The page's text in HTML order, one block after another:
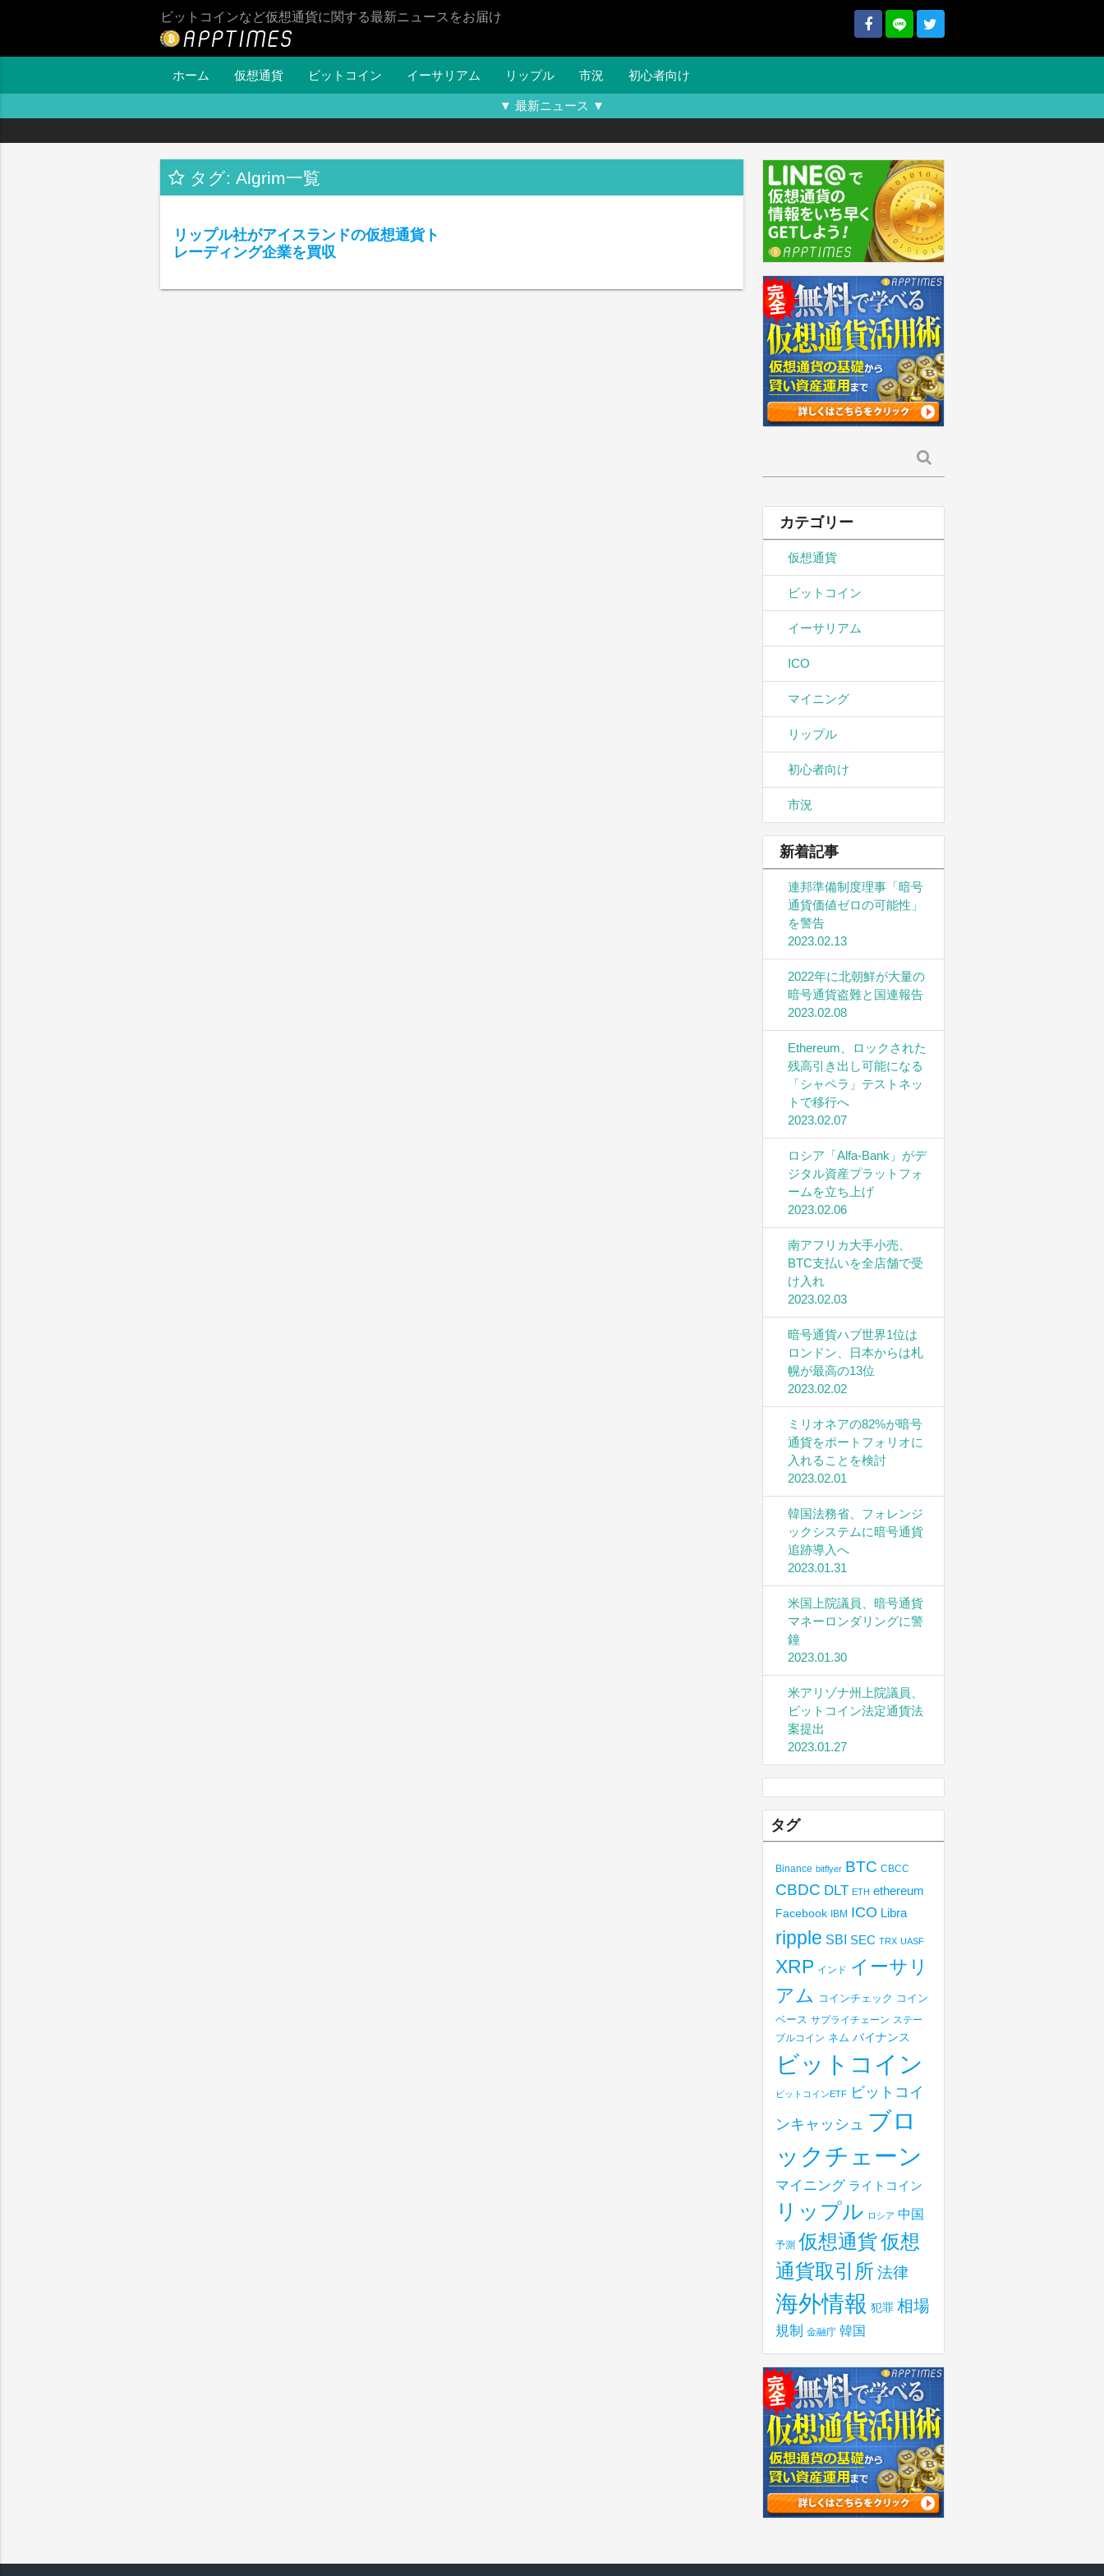
ビットコインなど仮想通貨に関する最新ニュースをお届け
ホーム 仮想通貨 ビットコイン イーサリアム リップル 市況 初心者向け
▼ 最新ニュース ▼
タグ: Algrim一覧
リップル社がアイスランドの仮想通貨ト
レーディング企業を買収
索:
カテゴリー
仮想通貨
ビットコイン
イーサリアム
ICO
マイニング
リップル
初心者向け
市況
新着記事
連邦準備制度理事「暗号
通貨価値ゼロの可能性」
を警告
2023.02.13
2022年に北朝鮮が大量の
暗号通貨盗難と国連報告
2023.02.08
Ethereum、ロックされた
残高引き出し可能になる
「シャペラ」テストネッ
トで移行へ
2023.02.07
ロシア「Alfa-Bank」がデ
ジタル資産プラットフォ
ームを立ち上げ
2023.02.06
南アフリカ大手小売、
BTC支払いを全店舗で受
け入れ
2023.02.03
暗号通貨ハブ世界1位は
ロンドン、日本からは札
幌が最高の13位
2023.02.02
ミリオネアの82%が暗号
通貨をポートフォリオに
入れることを検討
2023.02.01
韓国法務省、フォレンジ
ックシステムに暗号通貨
追跡導入へ
2023.01.31
米国上院議員、暗号通貨
マネーロンダリングに警
鐘
2023.01.30
米アリゾナ州上院議員、
ビットコイン法定通貨法
案提出
2023.01.27
タグ
Binance bitflyer BTC CBCC
CBDC DLT ETH ethereum
Facebook IBM ICO Libra
ripple SBI SEC TRX UASF
XRP インド イーサリ
アム コインチェック コイン
ベース サプライチェーン ステー
ブルコイン ネム バイナンス
ビットコイン
ビットコインETF
ビットコイ
ンキャッシュ ブロ
ックチェーン
マイニング ライトコイン
リップル ロシア 中国
予測 仮想通貨仮想
通貨取引所 法律
海外情報 犯罪 相場
規制 金融庁 韓国